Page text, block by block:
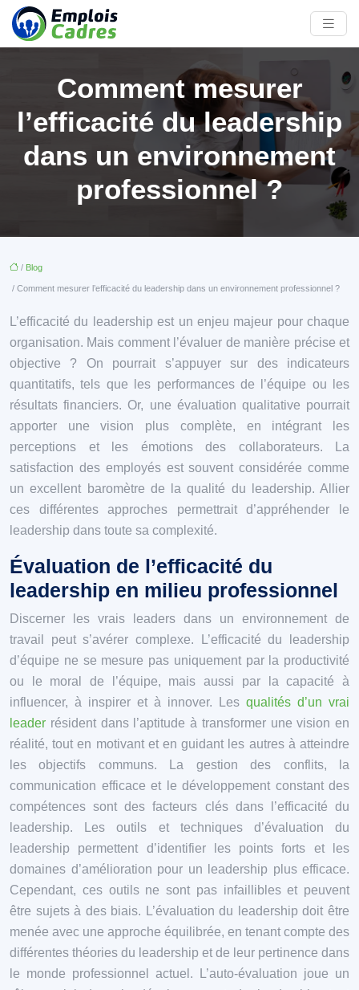
Comment mesurer
l’efficacité du leadership
dans un environnement
professionnel ?
/ Blog
/ Comment mesurer l’efficacité du leadership dans un environnement professionnel ?
L’efficacité du leadership est un enjeu majeur pour chaque
organisation. Mais comment l’évaluer de manière précise et
objective ? On pourrait s’appuyer sur des indicateurs
quantitatifs, tels que les performances de l’équipe ou les
résultats financiers. Or, une évaluation qualitative pourrait
apporter une vision plus complète, en intégrant les
perceptions et les émotions des collaborateurs. La
satisfaction des employés est souvent considérée comme
un excellent baromètre de la qualité du leadership. Allier
ces différentes approches permettrait d’appréhender le
leadership dans toute sa complexité.
Évaluation de l’efficacité du
leadership en milieu professionnel
Discerner les vrais leaders dans un environnement de
travail peut s’avérer complexe. L’efficacité du leadership
d’équipe ne se mesure pas uniquement par la productivité
ou le moral de l’équipe, mais aussi par la capacité à
influencer, à inspirer et à innover. Les qualités d’un vrai
leader résident dans l’aptitude à transformer une vision en
réalité, tout en motivant et en guidant les autres à atteindre
les objectifs communs. La gestion des conflits, la
communication efficace et le développement constant des
compétences sont des facteurs clés dans l’efficacité du
leadership. Les outils et techniques d’évaluation du
leadership permettent d’identifier les points forts et les
domaines d’amélioration pour un leadership plus efficace.
Cependant, ces outils ne sont pas infaillibles et peuvent
être sujets à des biais. L’évaluation du leadership doit être
menée avec une approche équilibrée, en tenant compte des
différentes théories du leadership et de leur pertinence dans
le monde professionnel actuel. L’auto-évaluation joue un